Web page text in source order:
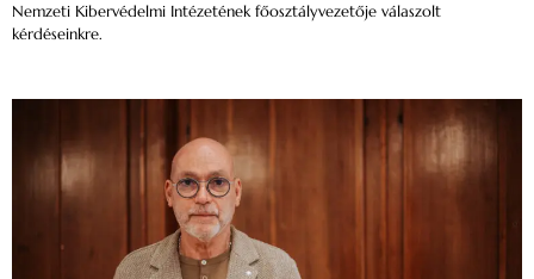
Nemzeti Kibervédelmi Intézetének főosztályvezetője válaszolt
kérdéseinkre.